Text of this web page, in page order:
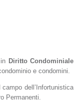
Diritto Condominiale
e condomini.
dell’Infortunistica
Permanenti.